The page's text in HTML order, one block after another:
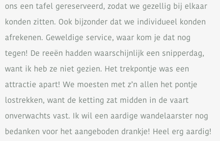
ons een tafel gereserveerd, zodat we gezellig bij elkaar
konden zitten. Ook bijzonder dat we individueel konden
afrekenen. Geweldige service, waar kom je dat nog
tegen! De reeën hadden waarschijnlijk een snipperdag,
want ik heb ze niet gezien. Het trekpontje was een
attractie apart! We moesten met z’n allen het pontje
lostrekken, want de ketting zat midden in de vaart
onverwachts vast. Ik wil een aardige wandelaarster nog
bedanken voor het aangeboden drankje! Heel erg aardig!